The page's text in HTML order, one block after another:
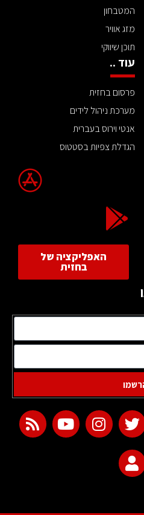
המטבחון
מזג אוויר
תוכן שיווקי
עוד ..
פרסום בחזית
מערכת ניהול לידים
אנטי וירוס בעברית
הגדלת צפיות בסטטוס
האפליקציה של
בחזית